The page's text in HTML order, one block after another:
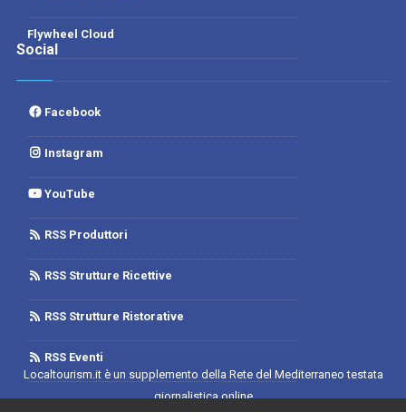
Flywheel Cloud
Social
Facebook
Instagram
YouTube
RSS Produttori
RSS Strutture Ricettive
RSS Strutture Ristorative
RSS Eventi
Localtourism.it è un supplemento della Rete del Mediterraneo testata
giornalistica online